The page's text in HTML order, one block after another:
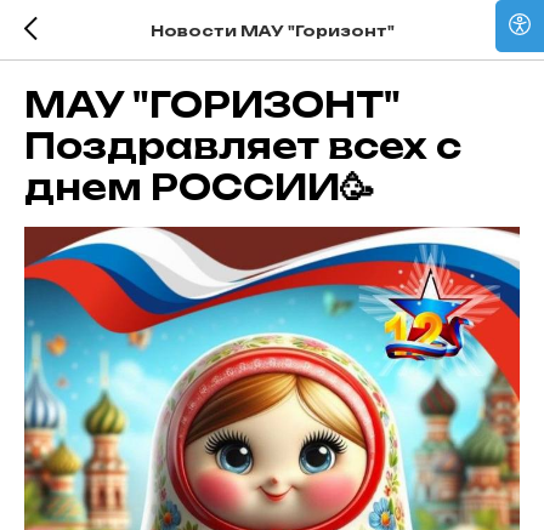
Новости МАУ "Горизонт"
МАУ "ГОРИЗОНТ"
Поздравляет всех с
днем РОССИИ🥳